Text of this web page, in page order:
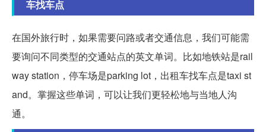
车找车点
在国外旅行时，如果需要问路或者交通信息，我们可能需
要询问不同类型的交通站点的英文单词。比如地铁站是rail
way station，停车场是parking lot，出租车找车点是taxi st
and。掌握这些单词，可以让我们更轻松地与当地人沟
通。